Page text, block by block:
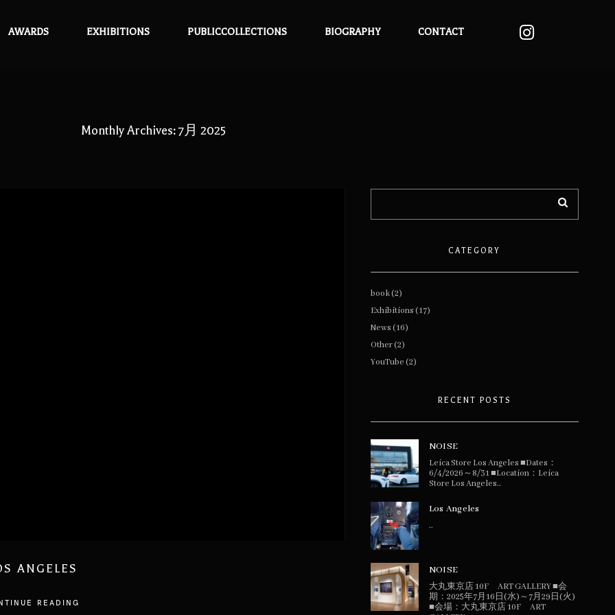
AWARDS EXHIBITIONS PUBLICCOLLECTIONS BIOGRAPHY CONTACT
Monthly Archives: 7月 2025
ANGELES
READING
CATEGORY
book(2)
Exhibitions (17)
News (16)
Other(2)
YouTube (2)
RECENT POSTS
NOISE
Leica Store Los Angeles ■Dates：
6/4/2026～8/31 ■Location：Leica
Store Los Angeles..
Los Angeles
..
NOISE
大丸東京店 10F ART GALLERY ■会
期：2025年7月16日(水)～7月29日(火)
■会場：大丸東京店 10F ART